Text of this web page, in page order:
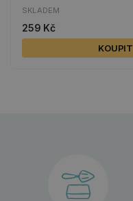
SKLADEM
259 Kč
KOUPIT